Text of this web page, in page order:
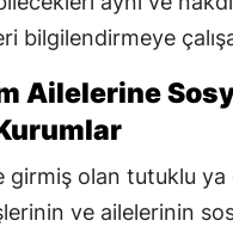
bilgilendirmeye
Ailelerine
girmiş olan tutuklu ya
ve ailelerinin